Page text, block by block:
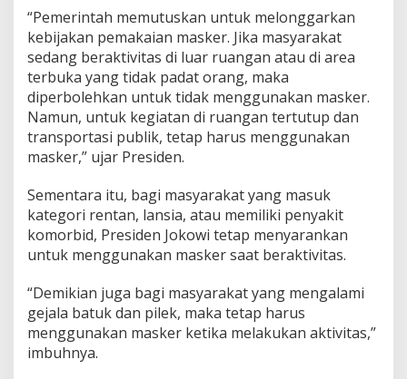
T
a
k
P
a
k
a
i
M
k
e
r
d
i
u
a
r
R
“Pemerintah memutuskan untuk melonggarkan
kebijakan pemakaian masker. Jika masyarakat
sedang beraktivitas di luar ruangan atau di area
terbuka yang tidak padat orang, maka
diperbolehkan untuk tidak menggunakan masker.
Namun, untuk kegiatan di ruangan tertutup dan
transportasi publik, tetap harus menggunakan
masker,” ujar Presiden.
Sementara itu, bagi masyarakat yang masuk
kategori rentan, lansia, atau memiliki penyakit
komorbid, Presiden Jokowi tetap menyarankan
untuk menggunakan masker saat beraktivitas.
“Demikian juga bagi masyarakat yang mengalami
gejala batuk dan pilek, maka tetap harus
menggunakan masker ketika melakukan aktivitas,”
imbuhnya.